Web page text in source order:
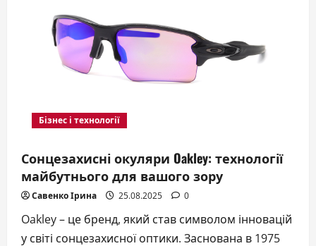
Art
Gallery
Studio
Omelai
Бізнес і технології
Сонцезахисні окуляри Oakley: технології
майбутнього для вашого зору
Савенко Ірина 25.08.2025 0
Oakley – це бренд, який став символом інновацій
у світі сонцезахисної оптики. Заснована в 1975